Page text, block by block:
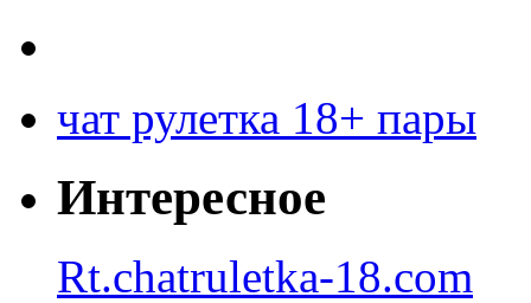
чат рулетка 18+ пары
Интересное
Rt.chatruletka-18.com